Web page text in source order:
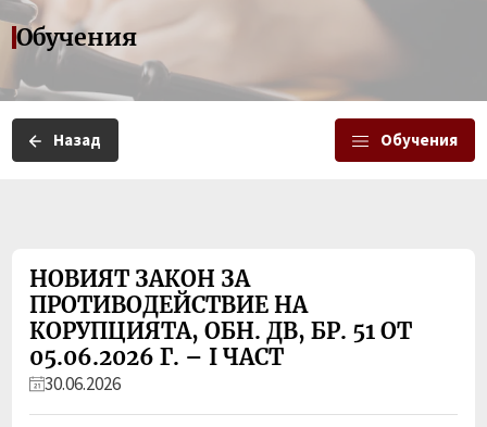
Обучения
Назад Обучения
НОВИЯТ ЗАКОН ЗА
ПРОТИВОДЕЙСТВИЕ НА
КОРУПЦИЯТА, ОБН. ДВ, БР. 51 ОТ
05.06.2026 Г. – I ЧАСТ
30.06.2026